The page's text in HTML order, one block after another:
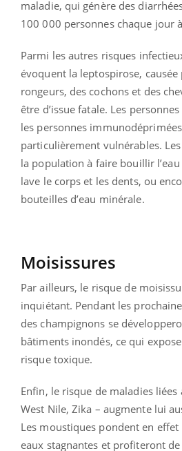
maladie, qui génère des
100 000 personnes chaque jour
Parmi les autres risques
évoquent la leptospirose, causée
rongeurs, des cochons et des
être d’issue fatale. Les
les personnes
particulièrement vulnérables.
la population à faire bouillir
lave le corps et les dents, ou
bouteilles d’eau minérale.
Moisissures
Par ailleurs, le risque de
inquiétant. Pendant les
des champignons se
bâtiments inondés, ce qui
risque toxique.
Enfin, le risque de maladies liées
West Nile, Zika – augmente lui
Les moustiques pondent en
eaux stagnantes et profiteront de